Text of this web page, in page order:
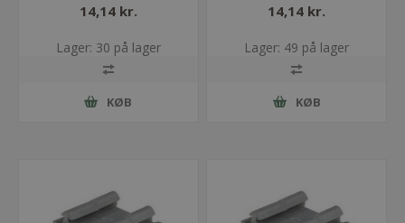
14,14 kr.
Lager: 30 på lager
KØB
14,14 kr.
Lager: 49 på lager
KØB